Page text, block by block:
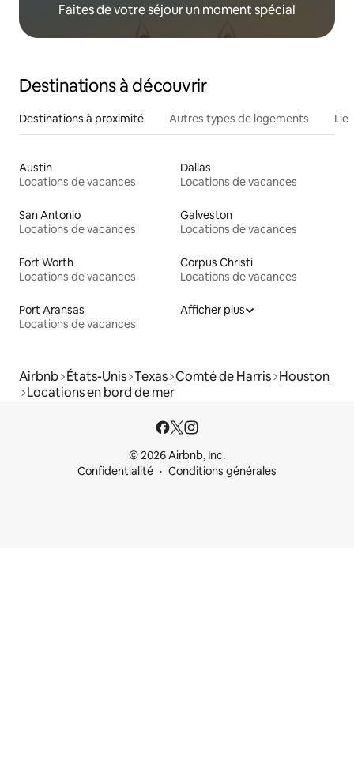
Faites de votre séjour un moment spécial
Destinations à découvrir
Destinations à proximité Autres types de logements
Austin
Locations de vacances
Dallas
Locations de vacances
San Antonio
Locations de vacances
Galveston
Locations de vacances
Fort Worth
Locations de vacances
Corpus Christi
Locations de vacances
Port Aransas
Locations de vacances
Afficher plus
Airbnb États-Unis Texas Comté de Harris Houston
Locations en bord de mer
© 2026 Airbnb, Inc.
Confidentialité
Conditions générales